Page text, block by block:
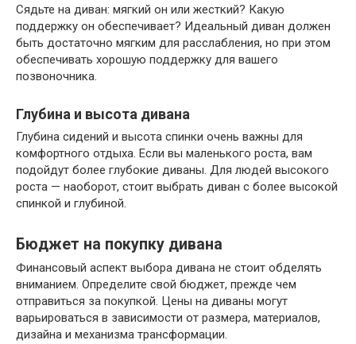
Сядьте на диван: мягкий он или жесткий? Какую
поддержку он обеспечивает? Идеальный диван должен
быть достаточно мягким для расслабления, но при этом
обеспечивать хорошую поддержку для вашего
позвоночника.
Глубина и высота дивана
Глубина сидений и высота спинки очень важны для
комфортного отдыха. Если вы маленького роста, вам
подойдут более глубокие диваны. Для людей высокого
роста — наоборот, стоит выбрать диван с более высокой
спинкой и глубиной.
Бюджет на покупку дивана
Финансовый аспект выбора дивана не стоит обделять
вниманием. Определите свой бюджет, прежде чем
отправиться за покупкой. Цены на диваны могут
варьироваться в зависимости от размера, материалов,
дизайна и механизма трансформации.